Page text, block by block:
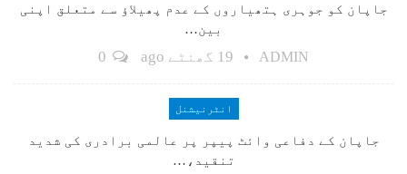
جاپان کو جوہری ہتھیاروں کے عدم پھیلاؤ سے متعلق اپنی
بین…
ADMIN 19 گھنٹے ago
انٹرنیشنل
جاپان کے دفاعی وائٹ پیپر پر عالمی برادری کی شدید
تنقید،…